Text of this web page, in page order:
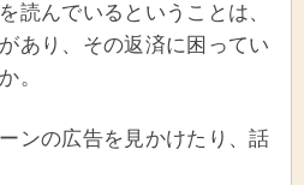
読んでいるということは、
あり、その返済に困ってい
。
ンの広告を見かけたり、話